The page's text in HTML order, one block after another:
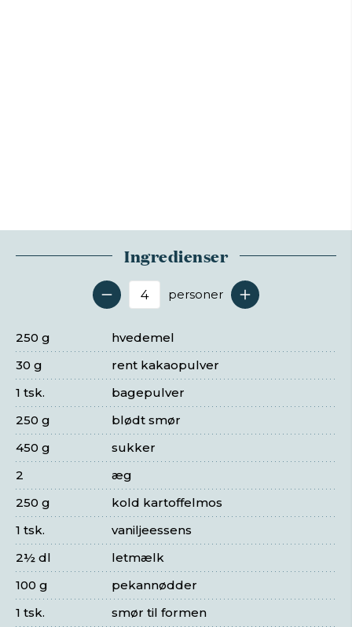
Ingredienser
Antal serveringer
personer
hvedemel
250 g
rent kakaopulver
30 g
bagepulver
1 tsk.
blødt smør
250 g
sukker
450 g
æg
2
kold kartoffelmos
250 g
vaniljeessens
1 tsk.
letmælk
2½ dl
pekannødder
100 g
smør til formen
1 tsk.